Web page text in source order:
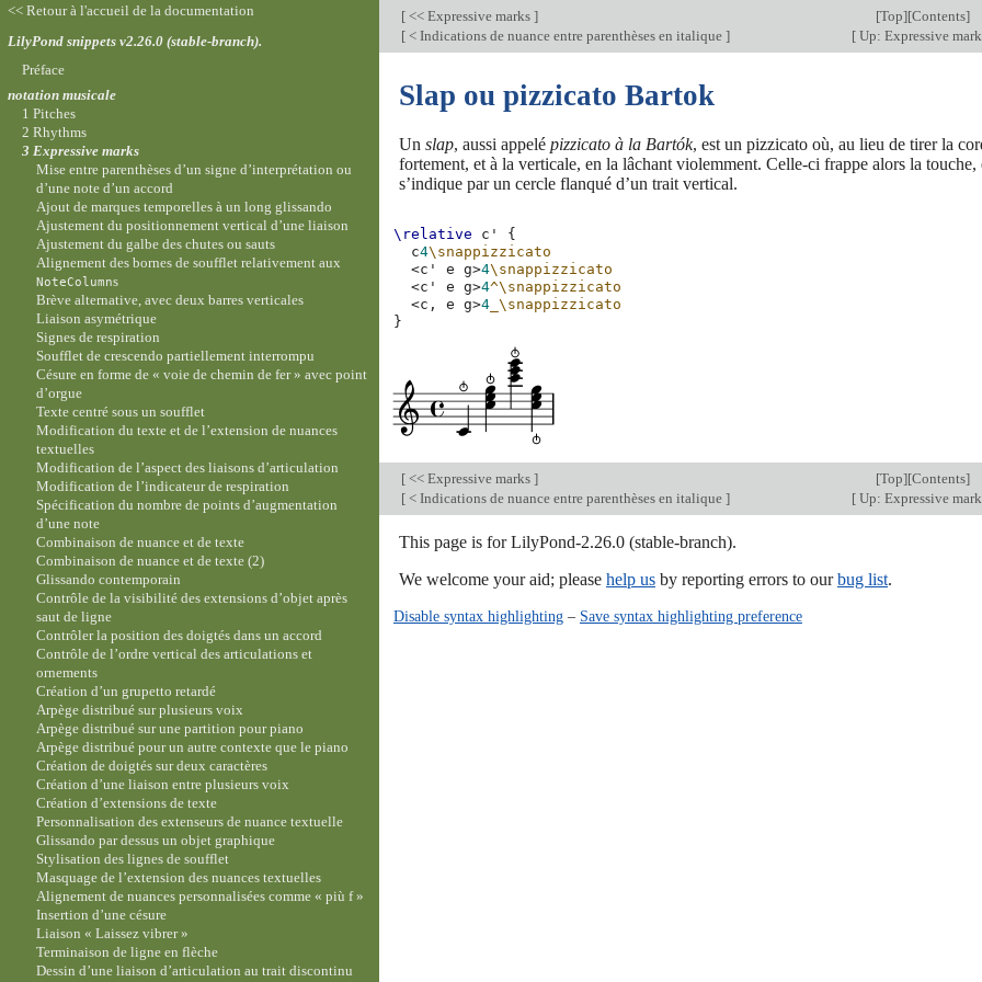
[ << Expressive marks ] [Top][Contents]
[ < Indications de nuance entre parenthèses en italique ] [Up: Expressive
Slap ou pizzicato Bartok
Un slap, aussi appelé pizzicato à la Bartók, est un pizzicato où, au lieu de tirer la
fortement, et à la verticale, en la lâchant violemment. Celle-ci frappe alors la
s’indique par un cercle flanqué d’un trait vertical.
\relative c'
{
c4\snappizzicato
<c' e g>4\snappizzicato
<c' e g>4^\snappizzicato
<c, e g>4 _\snappizzicato
}
[ << Expressive marks ] [Top][Contents]
[ < Indications de nuance entre parenthèses en italique ] [Up: Expressive
This page is for LilyPond-2.26.0 (stable-branch).
We welcome your aid; please help us by reporting errors to ourbug list.
Disable syntax highlighting– Save syntax highlighting preference
<< Retour à l'accueil de la documentation
LilyPond snippets v2.26.0 (stable-branch).
Préface
notation musicale
1 Pitches
2 Rhythms
3 Expressive marks
Mise entre parenthèses d’un signe d’interprétation ou
d’une note d’un accord
Ajout de marques temporelles à un long glissando
Ajustement du positionnement vertical d’une liaison
Ajustement du galbe des chutes ou sauts
Alignement des bornes de soufflet relativement aux
NoteColumns
Brève alternative, avec deux barres verticales
Liaison asymétrique
Signes de respiration
Soufflet de crescendo partiellement interrompu
Césure en forme de « voie de chemin de fer » avec point
d’orgue
Texte centré sous un soufflet
Modification du texte et de l’extension de nuances
textuelles
Modification de l’aspect des liaisons d’articulation
Modification de l’indicateur de respiration
Spécification du nombre de points d’augmentation
d’une note
Combinaison de nuance et de texte
Combinaison de nuance et de texte (2)
Glissando contemporain
Contrôle de la visibilité des extensions d’objet après
saut de ligne
Contrôler la position des doigtés dans un accord
Contrôle de l’ordre vertical des articulations et
ornements
Création d’un grupetto retardé
Arpège distribué sur plusieurs voix
Arpège distribué sur une partition pour piano
Arpège distribué pour un autre contexte que le piano
Création de doigtés sur deux caractères
Création d’une liaison entre plusieurs voix
Création d’extensions de texte
Personnalisation des extenseurs de nuance textuelle
Glissando par dessus un objet graphique
Stylisation des lignes de soufflet
Masquage de l’extension des nuances textuelles
Alignement de nuances personnalisées comme « più f »
Insertion d’une césure
Liaison « Laissez vibrer »
Terminaison de ligne en flèche
Dessin d’une liaison d’articulation au trait discontinu